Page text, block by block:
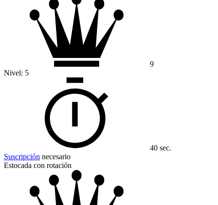
9
Nivel: 5
40 sec.
Suscripción necesario
Estocada con rotación